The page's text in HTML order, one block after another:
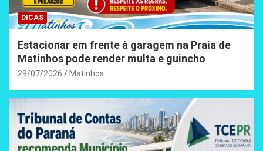
DICAS
Estacionar em frente à garagem na Praia de
Matinhos pode render multa e guincho
29/07/2026 Matinhos